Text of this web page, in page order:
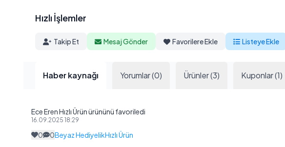
Hızlı İşlemler
Takip Et Mesaj Gönder Favorilere Ekle Listeye Ekle
Haber kaynağı Yorumlar (0) Ürünler (3) Kuponlar (1)
Ece Eren Hızlı Ürün ürününü favoriledi
16.09.2025 18:29
0 0Beyaz HediyelikHızlı Ürün